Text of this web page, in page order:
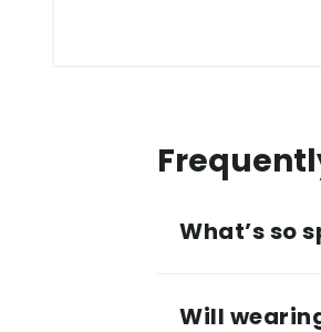
What’s so
Will